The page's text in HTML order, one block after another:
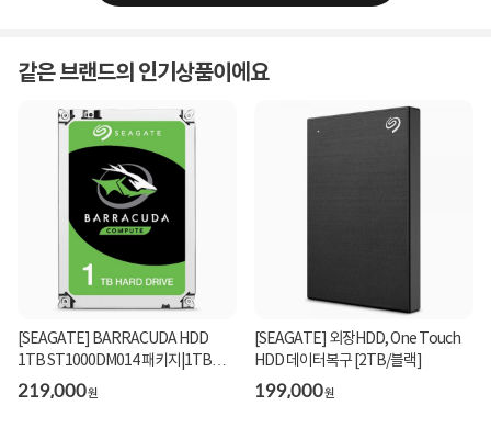
같은 브랜드의 인기상품이에요
[SEAGATE] BARRACUDA HDD
1TB ST1000DM014 패키지|1TB
(3.5HDD/ SATA3/ 7200rpm/ 256M...
219,000원
[SEAGATE] 외장HDD, One Touch
HDD 데이터복구 [2TB/블랙]
199,000원